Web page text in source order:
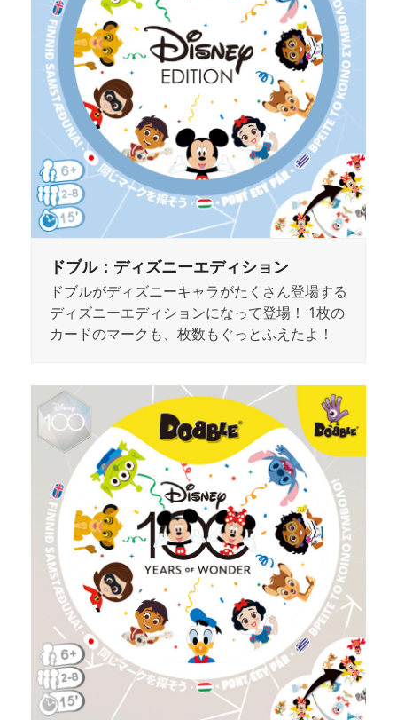
ドブル：ディズニーエディション
ドブルがディズニーキャラがたくさん登場する
ディズニーエディションになって登場！ 1枚の
カードのマークも、枚数もぐっとふえたよ！